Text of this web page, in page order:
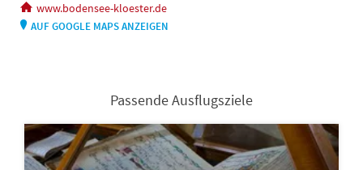
www.bodensee-kloester.de
AUF GOOGLE MAPS ANZEIGEN
Passende Ausflugsziele